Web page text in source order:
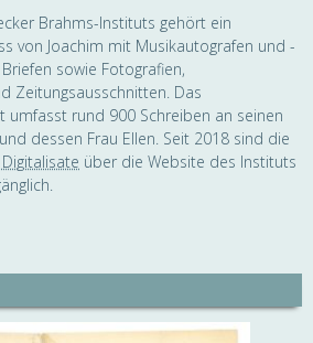
Brahms-Instituts gehört ein
von Joachim mit Musikautografen und -
sowie Fotografien,
Zeitungsausschnitten. Das
umfasst rund 900 Schreiben an seinen
dessen Frau Ellen. Seit 2018 sind die
über die Website des Instituts